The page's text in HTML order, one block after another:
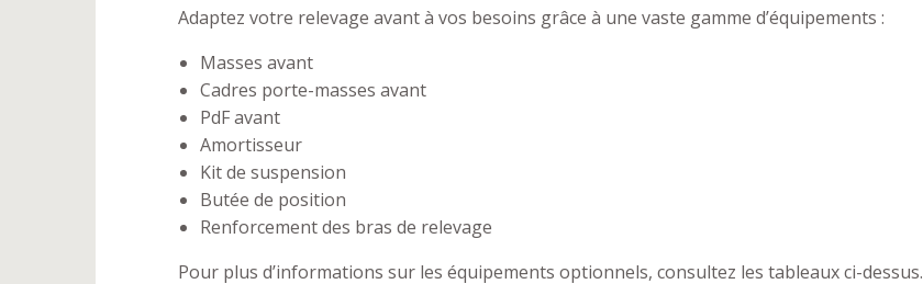
Adaptez votre relevage avant à vos besoins grâce à une vaste gamme d’équipements :
Masses avant
Cadres porte-masses avant
PdF avant
Amortisseur
Kit de suspension
Butée de position
Renforcement des bras de relevage
Pour plus d’informations sur les équipements optionnels, consultez les tableaux ci-dessus.